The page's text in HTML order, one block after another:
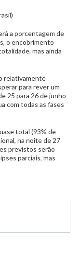
a porcentagem de
o encobrimento
mas ainda
relativamente
para rever um
25 para 26 de junho
com todas as fases
total (93% de
na noite de 27
previstos serão
parciais, mas